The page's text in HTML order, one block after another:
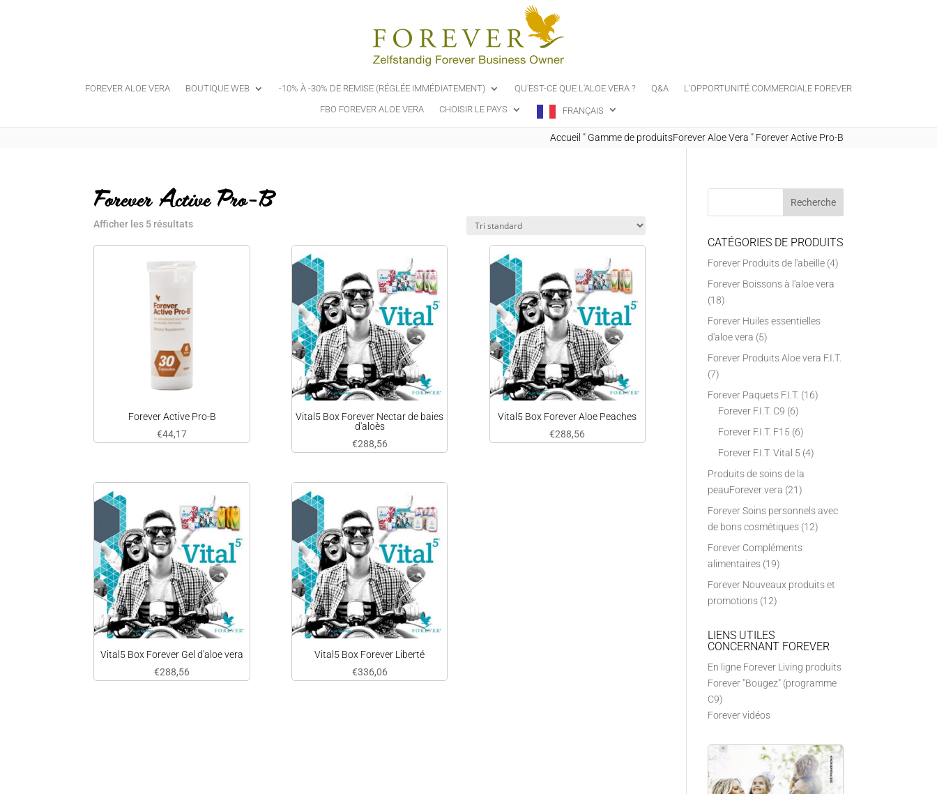
FOREVER ALOE VERA BOUTIQUE WEB -10% À -30% DE REMISE (RÉGLÉE IMMÉDIATEMENT) QU'EST-CE QUE L'ALOE VERA ? Q&A
L'OPPORTUNITÉ COMMERCIALE FOREVER
FBO FOREVER ALOE VERA
CHOISIR LE PAYS FRANÇAIS
Accueil " Gamme de produitsForever Aloe Vera " Forever Active Pro-B
Forever Active Pro-B
Afficher les 5 résultats
Forever Active Pro-B
€44,17
Vital5 Box Forever Nectar de baies
d'aloès
€288,56
Vital5 Box Forever Aloe Peaches
€288,56
Vital5 Box Forever Gel d'aloe vera
€288,56
Vital5 Box Forever Liberté
€336,06
CATÉGORIES DE PRODUITS
Forever Produits de l'abeille (4)
Forever Boissons à l'aloe vera
(18)
Forever Huiles essentielles
d'aloe vera (5)
Forever Produits Aloe vera F.I.T.
(7)
Forever Paquets F.I.T. (16)
Forever F.I.T. C9 (6)
Forever F.I.T. F15 (6)
Forever F.I.T. Vital 5 (4)
Produits de soins de la
peauForever vera (21)
Forever Soins personnels avec
de bons cosmétiques (12)
Forever Compléments
alimentaires (19)
Forever Nouveaux produits et
promotions (12)
LIENS UTILES
CONCERNANT FOREVER
En ligne Forever Living produits
Forever "Bougez" (programme
C9)
Forever vidéos